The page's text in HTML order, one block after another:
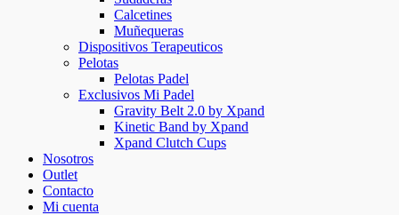
Calcetines
Muñequeras
Dispositivos Terapeuticos
Pelotas
Pelotas Padel
Exclusivos Mi Padel
Gravity Belt 2.0 by Xpand
Kinetic Band by Xpand
Xpand Clutch Cups
Nosotros
Outlet
Contacto
Mi cuenta